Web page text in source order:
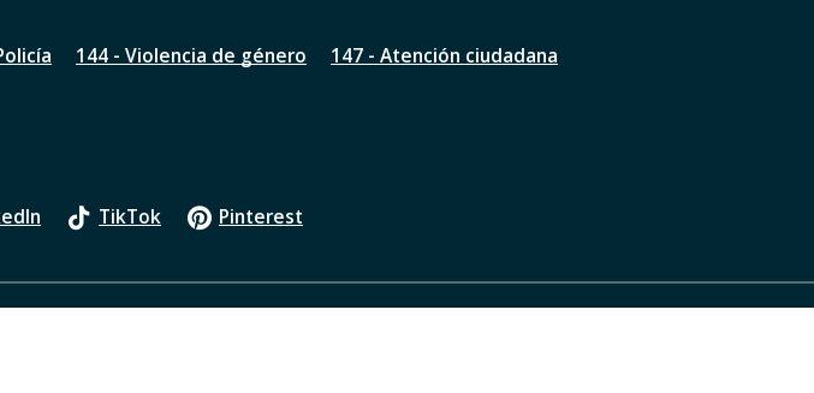
144 - Violencia de género
147 - Atención ciudadana
TikTok Pinterest